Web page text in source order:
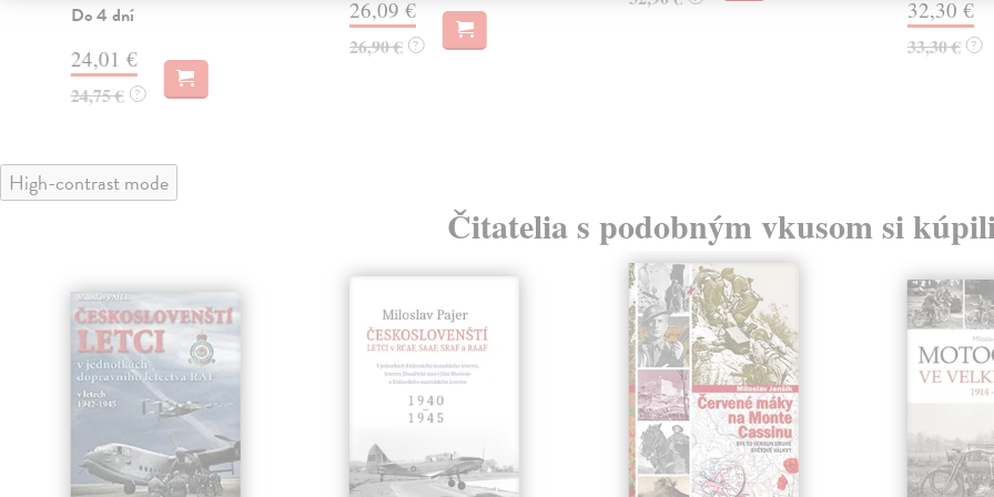
Do 4 dní
24,01 €
24,75 € ?
26,09 €
26,90 € ?
32,30 €
33,30 € ?
High-contrast mode
Čitatelia s podobným vkusom si